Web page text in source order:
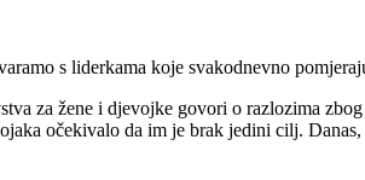
s liderkama koje svakodnevno
za žene i djevojke govori o razlozima
očekivalo da im je brak jedini cilj.